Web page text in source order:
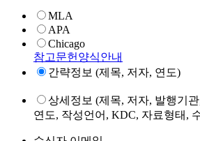
MLA
APA
Chicago
참고문헌양식안내
간략정보 (제목, 저자, 연도)
상세정보 (제목, 저자, 발행기
연도, 작성언어, KDC, 자료형태,